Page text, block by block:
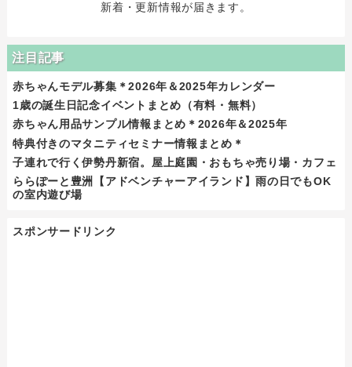
新着・更新情報が届きます。
注目記事
赤ちゃんモデル募集＊2026年＆2025年カレンダー
1歳の誕生日記念イベントまとめ（有料・無料）
赤ちゃん用品サンプル情報まとめ＊2026年＆2025年
特典付きのマタニティセミナー情報まとめ＊
子連れで行く伊勢丹新宿。屋上庭園・おもちゃ売り場・カフェ
ららぽーと豊洲【アドベンチャーアイランド】雨の日でもOK
の室内遊び場
スポンサードリンク